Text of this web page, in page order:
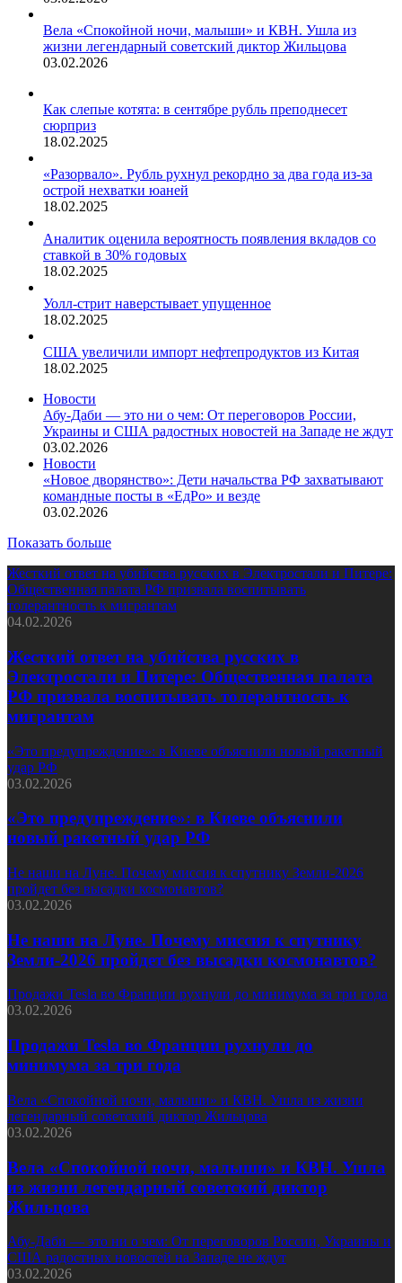
Вела «Спокойной ночи, малыши» и КВН. Ушла из
жизни легендарный советский диктор Жильцова
03.02.2026
Как слепые котята: в сентябре рубль преподнесет
сюрприз
18.02.2025
«Разорвало». Рубль рухнул рекордно за два года из-за
острой нехватки юаней
18.02.2025
Аналитик оценила вероятность появления вкладов со
ставкой в 30% годовых
18.02.2025
Уолл-стрит наверстывает упущенное
18.02.2025
США увеличили импорт нефтепродуктов из Китая
18.02.2025
Новости
Абу-Даби — это ни о чем: От переговоров России,
Украины и США радостных новостей на Западе не ждут
03.02.2026
Новости
«Новое дворянство»: Дети начальства РФ захватывают
командные посты в «ЕдРо» и везде
03.02.2026
Показать больше
Жесткий ответ на убийства русских в Электростали и Питере:
Общественная палата РФ призвала воспитывать
толерантность к мигрантам
04.02.2026
Жесткий ответ на убийства русских в
Электростали и Питере: Общественная палата
РФ призвала воспитывать толерантность к
мигрантам
«Это предупреждение»: в Киеве объяснили новый ракетный
удар РФ
03.02.2026
«Это предупреждение»: в Киеве объяснили
новый ракетный удар РФ
Не наши на Луне. Почему миссия к спутнику Земли-2026
пройдет без высадки космонавтов?
03.02.2026
Не наши на Луне. Почему миссия к спутнику
Земли-2026 пройдет без высадки космонавтов?
Продажи Tesla во Франции рухнули до минимума за три года
03.02.2026
Продажи Tesla во Франции рухнули до
минимума за три года
Вела «Спокойной ночи, малыши» и КВН. Ушла из жизни
легендарный советский диктор Жильцова
03.02.2026
Вела «Спокойной ночи, малыши» и КВН. Ушла
из жизни легендарный советский диктор
Жильцова
Абу-Даби — это ни о чем: От переговоров России, Украины и
США радостных новостей на Западе не ждут
03.02.2026